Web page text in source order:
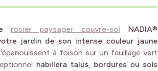
rosier paysager couvre-sol NADIA®
jardin de son intense couleur jaune
à foison sur un feuillage vert
habillera talus, bordures ou sols